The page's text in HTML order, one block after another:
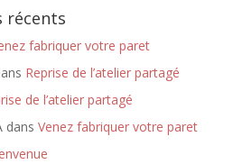
récents
fabriquer votre paret
Reprise de l’atelier partagé
de l’atelier partagé
dans Venez fabriquer votre paret